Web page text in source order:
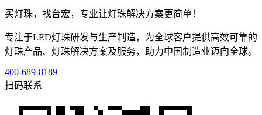
买灯珠，找台宏，专业让灯珠解决方案更简单！
专注于LED灯珠研发与生产制造，为全球客户提供高效可靠的
灯珠产品、灯珠解决方案及服务，助力中国制造业迈向全球。
400-689-8189
扫码联系